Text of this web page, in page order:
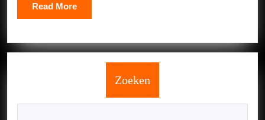
Read MoreRead
More
Zoeken